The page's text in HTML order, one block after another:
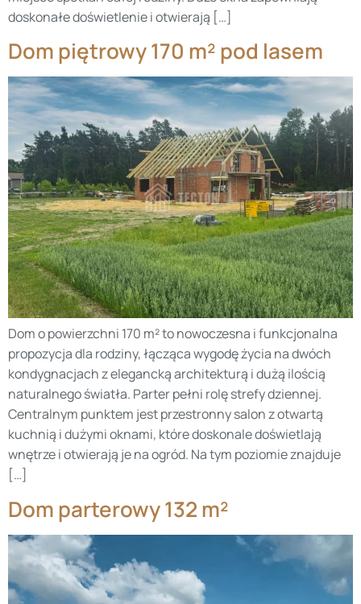
doskonałe doświetlenie i otwierają […]
Dom piętrowy 170 m² pod lasem
Dom o powierzchni 170 m² to nowoczesna i funkcjonalna
propozycja dla rodziny, łącząca wygodę życia na dwóch
kondygnacjach z elegancką architekturą i dużą ilością
naturalnego światła. Parter pełni rolę strefy dziennej.
Centralnym punktem jest przestronny salon z otwartą
kuchnią i dużymi oknami, które doskonale doświetlają
wnętrze i otwierają je na ogród. Na tym poziomie znajduje
[…]
Dom parterowy 132 m²